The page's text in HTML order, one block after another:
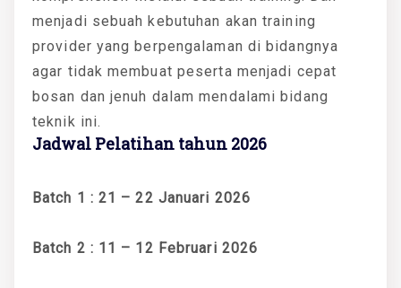
menjadi sebuah kebutuhan akan training
provider yang berpengalaman di bidangnya
agar tidak membuat peserta menjadi cepat
bosan dan jenuh dalam mendalami bidang
teknik ini.
Jadwal Pelatihan tahun 2026
Batch 1 : 21 – 22 Januari 2026
Batch 2 : 11 – 12 Februari 2026